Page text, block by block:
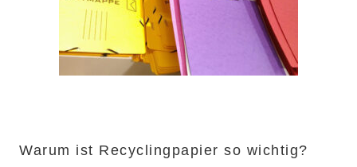
Warum ist Recyclingpapier so wichtig?